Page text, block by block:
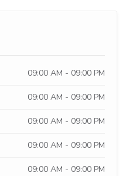
09:00 AM - 09:00 PM
09:00 AM - 09:00 PM
09:00 AM - 09:00 PM
09:00 AM - 09:00 PM
09:00 AM - 09:00 PM